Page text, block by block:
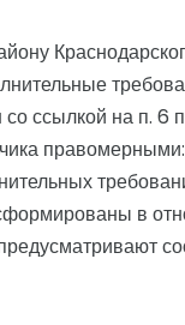
ссылкой на п. 6
в